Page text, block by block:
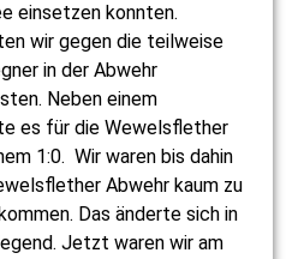
einsetzen konnten.
wir gegen die teilweise
in der Abwehr
Neben einem
es für die Wewelsflether
1:0. Wir waren bis dahin
Abwehr kaum zu
Das änderte sich in
Jetzt waren wir am